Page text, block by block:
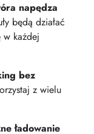
napędza
będą działać
w każdej
bez
z wielu
ładowanie